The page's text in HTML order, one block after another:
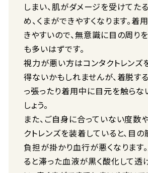
しまい、肌がダメージを受けてた
め、くまができやすくなります。
きやすいので、無意識に目の周り
も多いはずです。
視力が悪い方はコンタクトレンズ
得ないかもしれませんが、着脱す
っ張ったり着用中に目元を触らな
しょう。
また、ご自身に合っていない度数
クトレンズを装着していると、目
負担が掛かり血行が悪くなります
ると滞った血液が黒く酸化して透